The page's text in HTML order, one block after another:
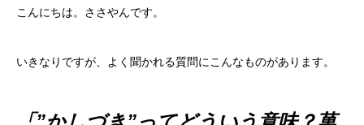
こんにちは。ささやんです。
いきなりですが、よく聞かれる質問にこんなものがあります。